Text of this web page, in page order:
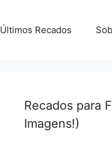
Últimos Recados
Recados para
Imagens!)